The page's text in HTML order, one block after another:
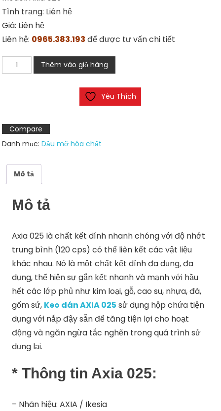
Tình trạng: Liên hệ
Giá: Liên hệ
Liên hệ: 0965.383.193 để được tư vấn chi tiết
dán
025
số
lượng
Thêm vào giỏ hàng
Yêu Thích
Compare
Danh mục:Dầu mỡ hóa chất
Mô tả
Mô tả
Axia 025 là chất kết dính nhanh chóng với độ nhớt
trung bình (120 cps) có thể liên kết các vật liệu
khác nhau. Nó là một chất kết dính đa dụng, đa
dụng, thể hiện sự gắn kết nhanh và mạnh với hầu
hết các lớp phủ như kim loại, gỗ, cao su, nhựa, đá,
gốm sứ, Keo dán AXIA 025 sử dụng hộp chứa tiện
dụng với nắp đậy sẵn để tăng tiện lợi cho hoạt
động và ngăn ngừa tắc nghẽn trong quá trình sử
dụng lại.
* Thông tin Axia 025:
– Nhãn hiệu: AXIA / Ikesia